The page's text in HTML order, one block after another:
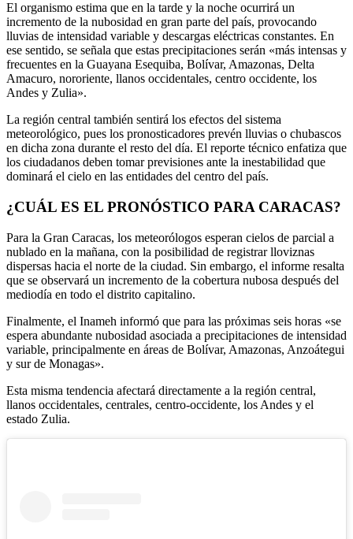
El organismo estima que en la tarde y la noche ocurrirá un
incremento de la nubosidad en gran parte del país, provocando
lluvias de intensidad variable y descargas eléctricas constantes. En
ese sentido, se señala que estas precipitaciones serán «más intensas y
frecuentes en la Guayana Esequiba, Bolívar, Amazonas, Delta
Amacuro, nororiente, llanos occidentales, centro occidente, los
Andes y Zulia».
La región central también sentirá los efectos del sistema
meteorológico, pues los pronosticadores prevén lluvias o chubascos
en dicha zona durante el resto del día. El reporte técnico enfatiza que
los ciudadanos deben tomar previsiones ante la inestabilidad que
dominará el cielo en las entidades del centro del país.
¿CUÁL ES EL PRONÓSTICO PARA CARACAS?
Para la Gran Caracas, los meteorólogos esperan cielos de parcial a
nublado en la mañana, con la posibilidad de registrar lloviznas
dispersas hacia el norte de la ciudad. Sin embargo, el informe resalta
que se observará un incremento de la cobertura nubosa después del
mediodía en todo el distrito capitalino.
Finalmente, el Inameh informó que para las próximas seis horas «se
espera abundante nubosidad asociada a precipitaciones de intensidad
variable, principalmente en áreas de Bolívar, Amazonas, Anzoátegui
y sur de Monagas».
Esta misma tendencia afectará directamente a la región central,
llanos occidentales, centrales, centro-occidente, los Andes y el
estado Zulia.